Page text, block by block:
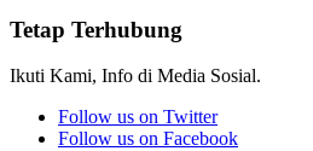
Tetap Terhubung
Ikuti Kami, Info di Media Sosial.
Follow us on Twitter
Follow us on Facebook